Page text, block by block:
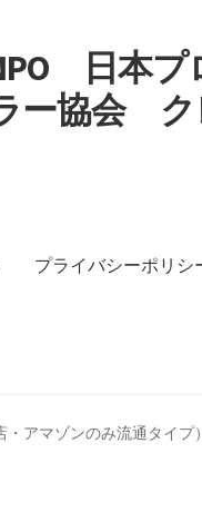
日本プ
ー協会 ク
プライバシーポリシ
リシー特定商取引法に
・アマゾンのみ流通タイ